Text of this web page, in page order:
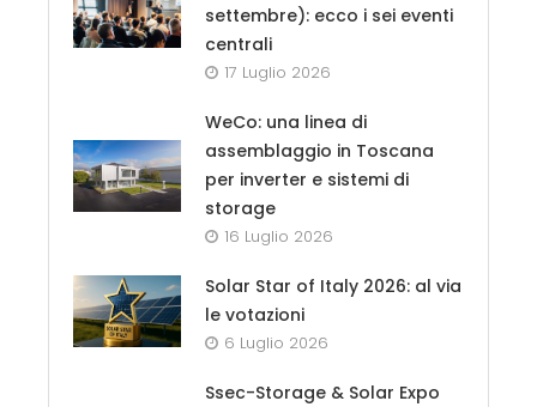
settembre): ecco i sei eventi
centrali
17 Luglio 2026
WeCo: una linea di
assemblaggio in Toscana
per inverter e sistemi di
storage
16 Luglio 2026
Solar Star of Italy 2026: al via
le votazioni
6 Luglio 2026
Ssec-Storage & Solar Expo